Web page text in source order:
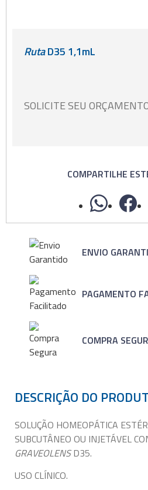
RutaD35 1,1mL
SOLICITE SEU
COMPARTILHE
ENVIO
PAGAMENTO
COMPRA
DESCRIÇÃO DO
SOLUÇÃO HOMEOPÁTICA
SUBCUTÂNEO OU INJETÁVEL
GRAVEOLENSD35.
USO CLÍNICO.